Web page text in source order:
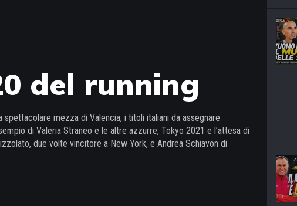
del running
mezza di Valencia, i titoli italiani da assegnare
di Valeria Straneo e le altre azzurre, Tokyo 2021 e l’attesa di
due volte vincitore a New York, e Andrea Schiavon di